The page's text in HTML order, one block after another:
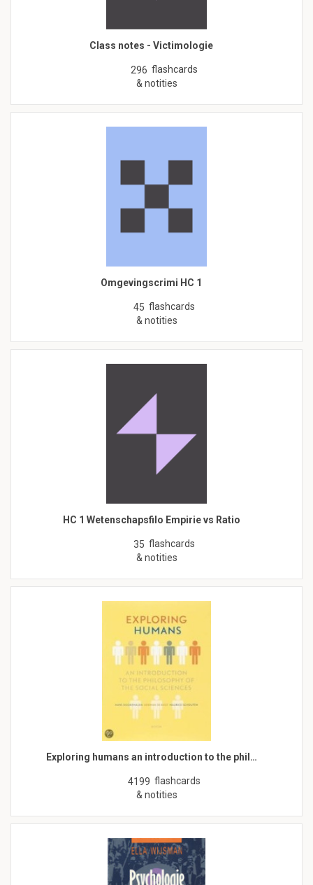
Class notes - Victimologie
296 flashcards
& notities
Omgevingscrimi HC 1
45 flashcards
& notities
HC 1 Wetenschapsfilo Empirie vs Ratio
35 flashcards
& notities
Exploring humans an introduction to the phil…
4199 flashcards
& notities